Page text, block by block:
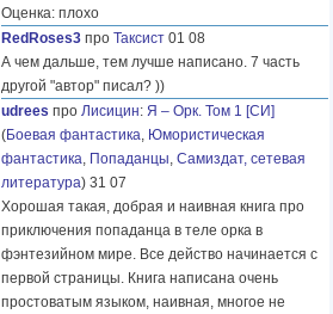
Оценка: плохо
RedRoses3 про Таксист 01 08
А чем дальше, тем лучше написано. 7 часть
другой "автор" писал? ))
udrees про Лисицин: Я – Орк. Том 1 [СИ]
(Боевая фантастика, Юмористическая
фантастика, Попаданцы, Самиздат, сетевая
литература) 31 07
Хорошая такая, добрая и наивная книга про
приключения попаданца в теле орка в
фэнтезийном мире. Все действо начинается с
первой страницы. Книга написана очень
простоватым языком, наивная, многое не